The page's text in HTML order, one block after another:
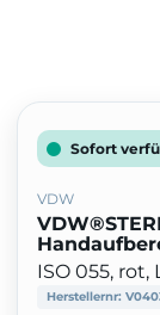
Sofort
VDW
ISO 055,
Herstellernr: